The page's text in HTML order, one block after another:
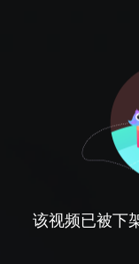
该视频已被下